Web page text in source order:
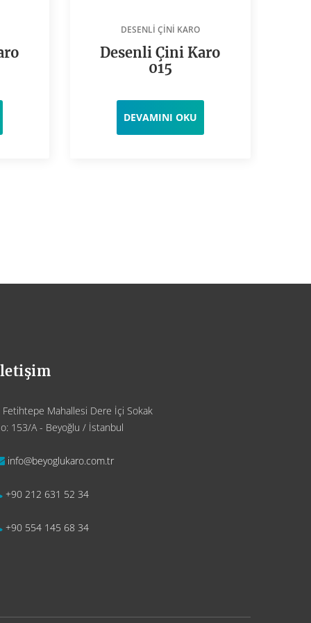
DESENLI ÇINI KARO
Desenli Çini Karo
015
DEVAMINI OKU
Fetihtepe Mahallesi Dere İçi Sokak
153/A - Beyoğlu / İstanbul
info@beyoglukaro.com.tr
+90 212 631 52 34
+90 554 145 68 34